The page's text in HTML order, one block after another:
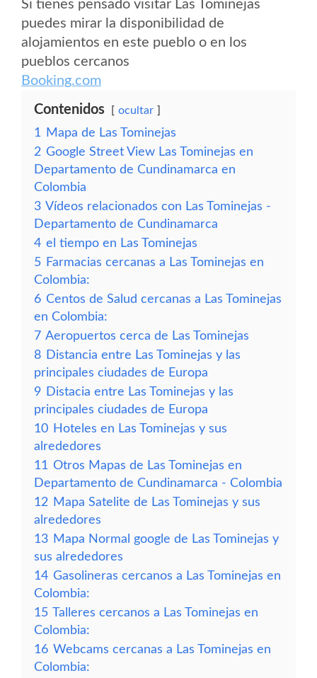
Si tienes pensado visitar Las Tominejas
puedes mirar la disponibilidad de
alojamientos en este pueblo o en los
pueblos cercanos
Booking.com
Contenidos ocultar
1
Mapa de Las Tominejas
2 Google Street View Las Tominejas en
Departamento de Cundinamarca en
Colombia
3 Vídeos relacionados con Las Tominejas -
Departamento de Cundinamarca
4 el tiempo en Las Tominejas
5 Farmacias cercanas a Las Tominejas en
Colombia:
6 Centos de Salud cercanas a Las Tominejas
en Colombia:
7 Aeropuertos cerca de Las Tominejas
8 Distancia entre Las Tominejas y las
principales ciudades de Europa
9 Distacia entre Las Tominejas y las
principales ciudades de Europa
10 Hoteles en Las Tominejas y sus
alrededores
11 Otros Mapas de Las Tominejas en
Departamento de Cundinamarca - Colombia
12 Mapa Satelite de Las Tominejas y sus
alrededores
13 Mapa Normal google de Las Tominejas y
sus alrededores
14 Gasolineras cercanos a Las Tominejas en
Colombia:
15 Talleres cercanos a Las Tominejas en
Colombia:
16 Webcams cercanas a Las Tominejas en
Colombia: